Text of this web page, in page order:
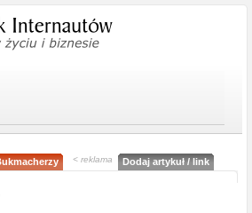
< reklama Dodaj artykuł / link